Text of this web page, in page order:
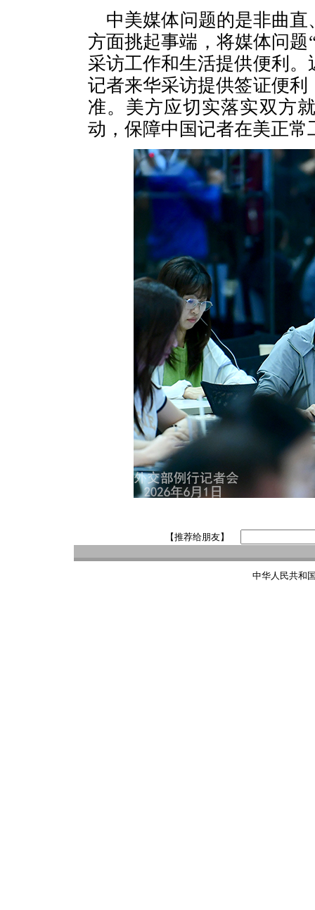
中美媒体问题的是非曲
方面挑起事端，将媒体问
采访工作和生活提供便利
记者来华采访提供签证便
准。美方应切实落实双方
动，保障中国记者在美正
【推荐给朋友】
中华人民共和